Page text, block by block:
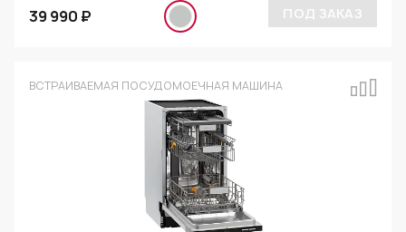
39 990 ₽ ПОД ЗАКАЗ
ВСТРАИВАЕМАЯ ПОСУДОМОЕЧНАЯ МАШИНА